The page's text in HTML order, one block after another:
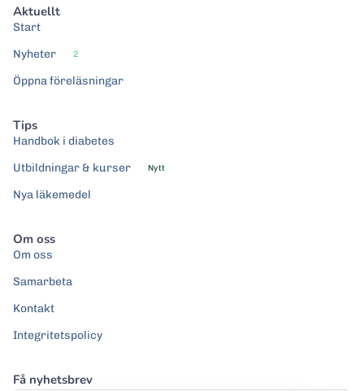
Aktuellt
Start
Nyheter
2
Öppna föreläsningar
Tips
Handbok i diabetes
Utbildningar & kurser
Nytt
Nya läkemedel
Om oss
Om oss
Samarbeta
Kontakt
Integritetspolicy
Få nyhetsbrev